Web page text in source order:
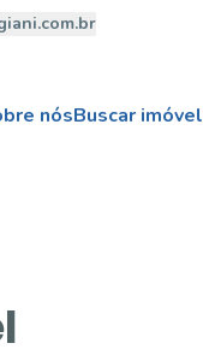
nósBuscar imóvel